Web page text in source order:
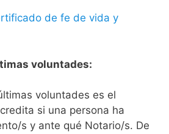
de fe de vida y
voluntades:
voluntades es el
si una persona ha
s y ante qué Notario/s. De